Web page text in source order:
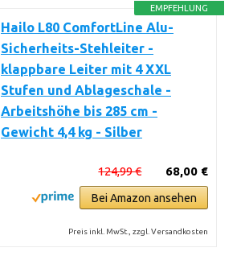
EMPFEHLUNG
Hailo L80 ComfortLine Alu-
Sicherheits-Stehleiter -
klappbare Leiter mit 4 XXL
Stufen und Ablageschale -
Arbeitshöhe bis 285 cm -
Gewicht 4,4 kg - Silber
68,00 €
124,99 €
Bei Amazon ansehen
Preis inkl. MwSt., zzgl. Versandkosten